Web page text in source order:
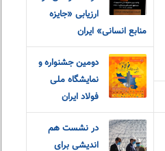
ارزیابی «جایزه
منابع انسانی» ایران
دومین جشنواره و
نمایشگاه ملی
فولاد ایران
در نشست هم
اندیشی برای